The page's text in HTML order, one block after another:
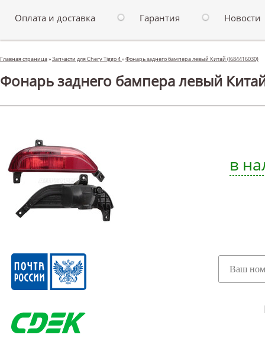
Оплата и доставка Гарантия Новости
Главная страница»Запчасти для Chery Tiggo 4»Фонарь заднего бампера левый Китай (J684416030)
Фонарь заднего бампера левый
в